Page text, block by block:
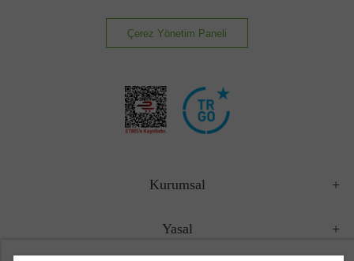
Çerez Yönetim Paneli
Kurumsal
Yasal